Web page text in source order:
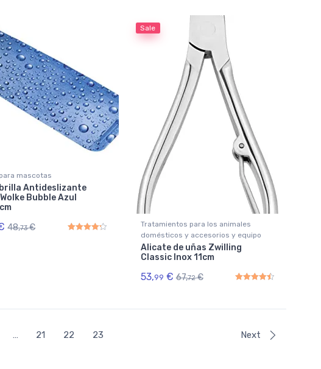
mascotas
Antideslizante
Bubble Azul
48,73 €
Sale
Tratamientos para los animales
domésticos y accesorios y equipo
Alicate de uñas Zwilling
Classic Inox 11cm
53,99 € 67,72 €
… 21 22 23 Next